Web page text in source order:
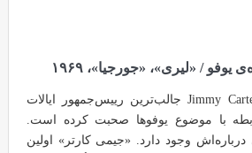
/ «لیری»، «جورجیا»، ۱۹۶۹
شاید «جیمی کارتر» Jimmy Carter جالب‌ترین رییس‌جمهور ایالات
با موضوع یوفوها صحبت کرده است.
وجود دارد. «جیمی کارتر» اولین